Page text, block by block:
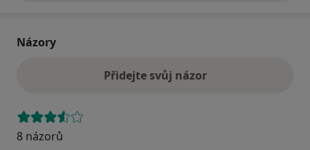
Názory
Přidejte svůj názor
8 názorů